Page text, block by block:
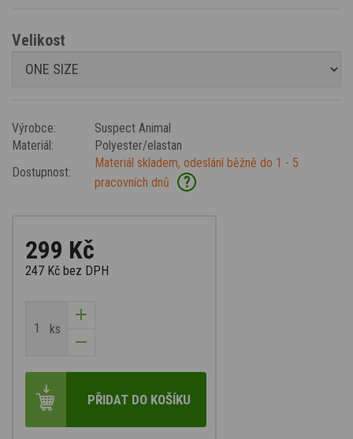
Velikost
Výrobce:
Suspect Animal
Materiál:
Polyester/elastan
Dostupnost:
Materiál skladem, odeslání běžně do 1 - 5
pracovních dnů
?
299 Kč
247 Kč bez DPH
ks
PŘIDAT DO KOŠÍKU